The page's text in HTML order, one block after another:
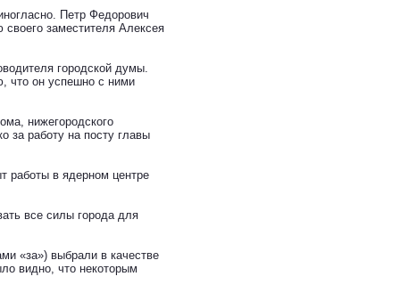
Петр Федорович
заместителя Алексея
городской думы.
что он успешно с ними
нижегородского
работу на посту главы
работы в ядерном центре
все силы города для
«за») выбрали в качестве
видно, что некоторым